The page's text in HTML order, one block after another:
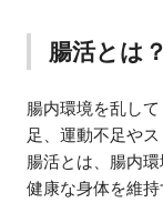
腸活とは？
腸内環境を乱し
足、運動不足やス
腸活とは、腸内
健康な身体を維持